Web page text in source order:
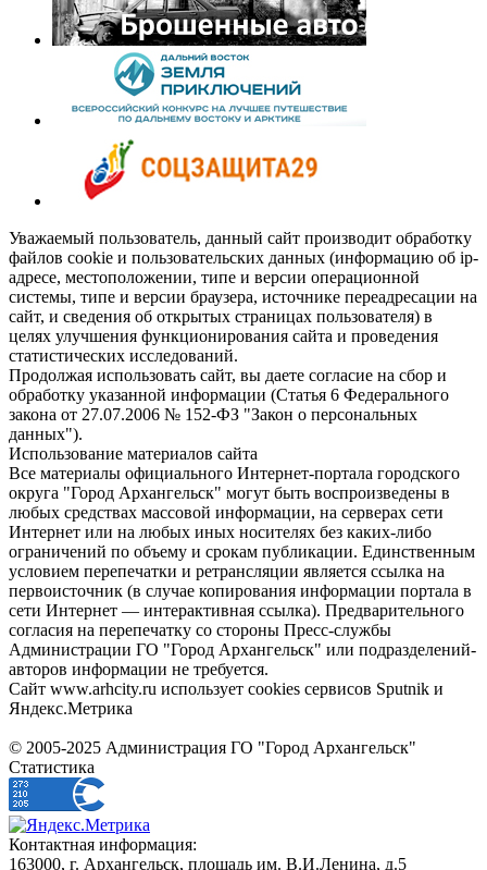
Уважаемый пользователь, данный сайт производит обработку
файлов cookie и пользовательских данных (информацию об ip-
адресе, местоположении, типе и версии операционной
системы, типе и версии браузера, источнике переадресации на
сайт, и сведения об открытых страницах пользователя) в
целях улучшения функционирования сайта и проведения
статистических исследований.
Продолжая использовать сайт, вы даете согласие на сбор и
обработку указанной информации (Статья 6 Федерального
закона от 27.07.2006 № 152-ФЗ "Закон о персональных
данных").
Использование материалов сайта
Все материалы официального Интернет-портала городского
округа "Город Архангельск" могут быть воспроизведены в
любых средствах массовой информации, на серверах сети
Интернет или на любых иных носителях без каких-либо
ограничений по объему и срокам публикации. Единственным
условием перепечатки и ретрансляции является ссылка на
первоисточник (в случае копирования информации портала в
сети Интернет — интерактивная ссылка). Предварительного
согласия на перепечатку со стороны Пресс-службы
Администрации ГО "Город Архангельск" или подразделений-
авторов информации не требуется.
Сайт www.arhcity.ru использует cookies сервисов Sputnik и
Яндекс.Метрика
© 2005-2025 Администрация ГО "Город Архангельск"
Статистика
Контактная информация:
163000, г. Архангельск, площадь им. В.И.Ленина, д.5